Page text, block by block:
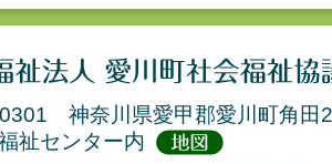
神奈川県愛甲郡愛川町角田
祉センター内